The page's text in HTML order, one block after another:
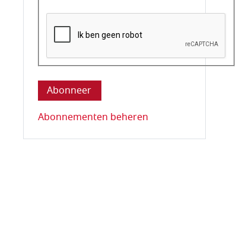
Deze vraag is om te controleren dat u
Abonnementen beheren